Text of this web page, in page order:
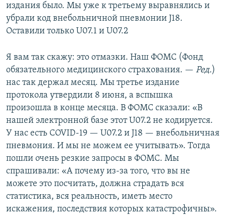
издания было. Мы уже к третьему выравнялись и
убрали код внебольничной пневмонии J18.
Оставили только U07.1 и U07.2
Я вам так скажу: это отмазки. Наш ФОМС (Фонд
обязательного медицинского страхования. —​ Ред.)
нас так держал месяц. Мы третье издание
протокола утвердили 8 июня, а вспышка
произошла в конце месяца. В ФОМС сказали: «В
нашей электронной базе этот U07.2 не кодируется.
У нас есть COVID-19 — U07.2 и J18 — внебольничная
пневмония. И мы не можем ее учитывать». Тогда
пошли очень резкие запросы в ФОМС. Мы
спрашивали: «А почему из-за того, что вы не
можете это посчитать, должна страдать вся
статистика, вся реальность, иметь место
искажения, последствия которых катастрофичны».